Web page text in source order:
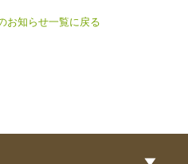
お知らせ一覧に戻る